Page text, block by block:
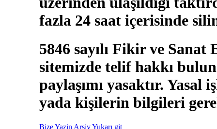
fazla 24 saat içerisinde
5846 sayılı Fikir ve
sitemizde telif hakkı
paylaşımı yasaktır. Yasal
yada kişilerin bilgileri
Bize Yazin ArşivYukarı git